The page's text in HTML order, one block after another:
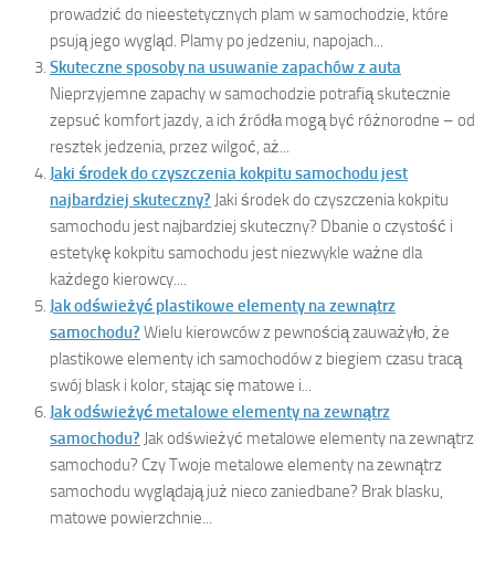
prowadzić do nieestetycznych plam w samochodzie, które
psują jego wygląd. Plamy po jedzeniu, napojach...
Skuteczne sposoby na usuwanie zapachów z auta
Nieprzyjemne zapachy w samochodzie potrafią skutecznie
zepsuć komfort jazdy, a ich źródła mogą być różnorodne – od
resztek jedzenia, przez wilgoć, aż...
Jaki środek do czyszczenia kokpitu samochodu jest
najbardziej skuteczny? Jaki środek do czyszczenia kokpitu
samochodu jest najbardziej skuteczny? Dbanie o czystość i
estetykę kokpitu samochodu jest niezwykle ważne dla
każdego kierowcy....
Jak odświeżyć plastikowe elementy na zewnątrz
samochodu? Wielu kierowców z pewnością zauważyło, że
plastikowe elementy ich samochodów z biegiem czasu tracą
swój blask i kolor, stając się matowe i...
Jak odświeżyć metalowe elementy na zewnątrz
samochodu? Jak odświeżyć metalowe elementy na zewnątrz
samochodu? Czy Twoje metalowe elementy na zewnątrz
samochodu wyglądają już nieco zaniedbane? Brak blasku,
matowe powierzchnie...